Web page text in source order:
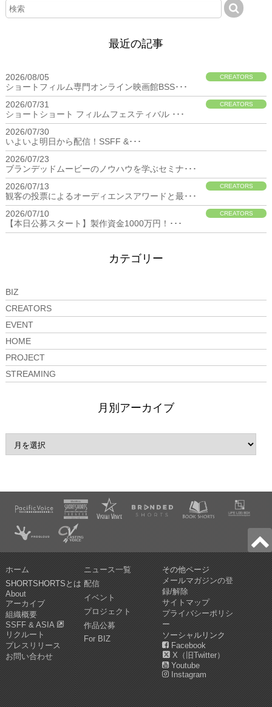
最近の記事
2026/08/05 CREATORS
ショートフィルム専門オンライン映画館BSS･･･
2026/07/31
CREATORS
ショートショート フィルムフェスティバル ･･･
2026/07/30
いよいよ明日から配信！SSFF &･･･
2026/07/23
ブランデッドムービーのノウハウを学ぶセミナ･･･
2026/07/13
CREATORS
観客の投票によるオーディエンスアワードと最･･･
2026/07/10
CREATORS
【本日公募スタート】製作資金1000万円！･･･
カテゴリー
BIZ
CREATORS
EVENT
HOME
PROJECT
STREAMING
月別アーカイブ
ホーム
SHORTSHORTSとは
About
アーカイブ
組織概要
SSFF & ASIA
リクルート
プレスリリース
お問い合わせ
ニュース一覧
配信
イベント
プロジェクト
作品公募
For BIZ
その他ページ
メールマガジンの登
録/解除
サイトマップ
プライバシーポリシ
ー
ソーシャルリンク
Facebook
X（旧Twitter）
Youtube
Instagram